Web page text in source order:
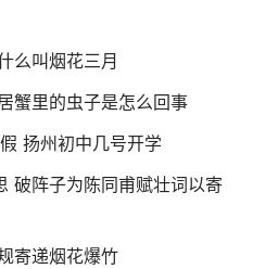
么叫烟花三月
蟹里的虫子是怎么回事
扬州初中几号开学
破阵子为陈同甫赋壮词以寄
寄递烟花爆竹